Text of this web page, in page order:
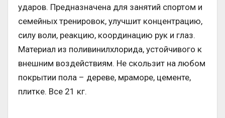
ударов. Предназначена для занятий спортом и
семейных тренировок, улучшит концентрацию,
силу воли, реакцию, координацию рук и глаз.
Материал из поливинилхлорида, устойчивого к
внешним воздействиям. Не скользит на любом
покрытии пола – дереве, мраморе, цементе,
плитке. Все 21 кг.